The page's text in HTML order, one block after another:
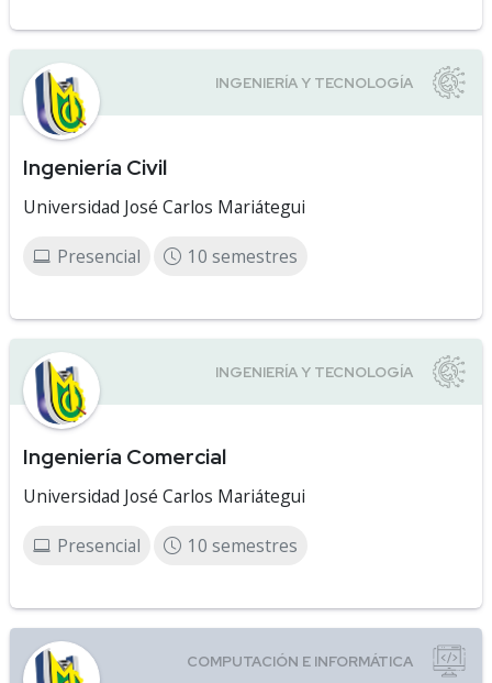
Ingeniería Civil
Universidad José Carlos Mariátegui
Presencial 10 semestres
Ingeniería Comercial
Universidad José Carlos Mariátegui
Presencial 10 semestres